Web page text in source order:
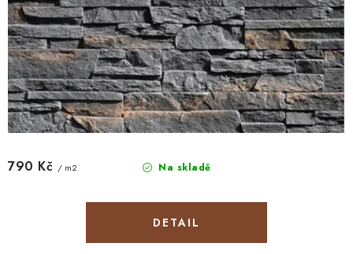
Na skladě
790 Kč / m2